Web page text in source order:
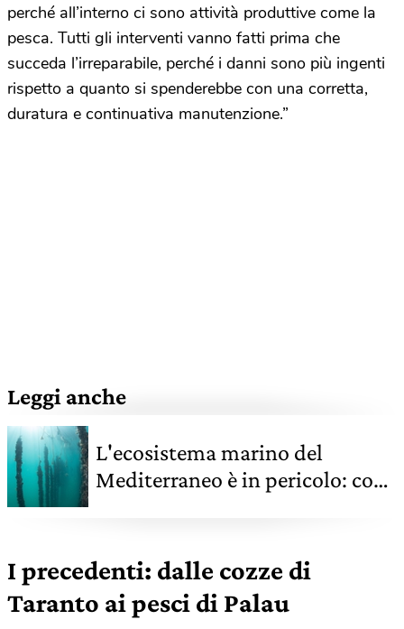
perché all’interno ci sono attività produttive come la
pesca. Tutti gli interventi vanno fatti prima che
succeda l’irreparabile, perché i danni sono più ingenti
rispetto a quanto si spenderebbe con una corretta,
duratura e continuativa manutenzione.”
Leggi anche
L'ecosistema marino del
Mediterraneo è in pericolo: cosa
I precedenti: dalle cozze di
Taranto ai pesci di Palau